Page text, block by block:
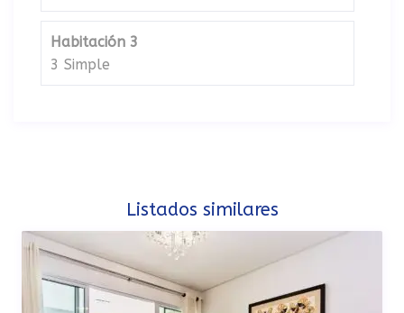
Habitación 3
3 Simple
Listados similares